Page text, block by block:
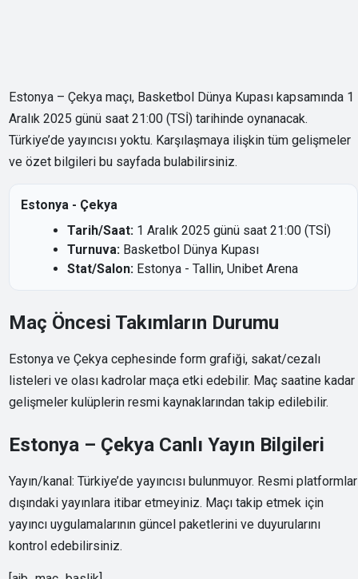
Estonya – Çekya maçı, Basketbol Dünya Kupası kapsamında 1
Aralık 2025 günü saat 21:00 (TSİ) tarihinde oynanacak.
Türkiye’de yayıncısı yoktu. Karşılaşmaya ilişkin tüm gelişmeler
ve özet bilgileri bu sayfada bulabilirsiniz.
Estonya - Çekya
Tarih/Saat: 1 Aralık 2025 günü saat 21:00 (TSİ)
Turnuva: Basketbol Dünya Kupası
Stat/Salon: Estonya - Tallin, Unibet Arena
Maç Öncesi Takımların Durumu
Estonya ve Çekya cephesinde form grafiği, sakat/cezalı
listeleri ve olası kadrolar maça etki edebilir. Maç saatine kadar
gelişmeler kulüplerin resmi kaynaklarından takip edilebilir.
Estonya – Çekya Canlı Yayın Bilgileri
Yayın/kanal: Türkiye’de yayıncısı bulunmuyor. Resmi platformlar
dışındaki yayınlara itibar etmeyiniz. Maçı takip etmek için
yayıncı uygulamalarının güncel paketlerini ve duyurularını
kontrol edebilirsiniz.